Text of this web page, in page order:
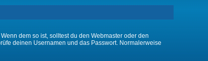
dem so ist, solltest du den Webmaster oder den
deinen Usernamen und das Passwort. Normalerweise